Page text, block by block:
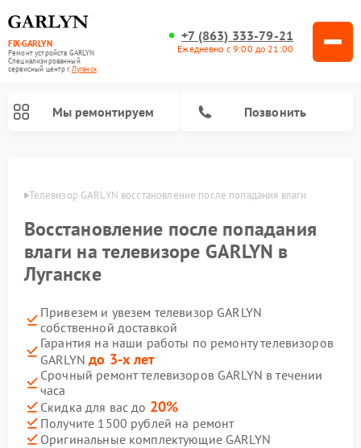
FIX-GARLYN
Ремонт устройств GARLYN
Специализированный
cервисный центр г.Луганск
+7 (863) 333-79-21
Ежедневно с 9:00 до 21:00
Мы ремонтируем Позвонить
Телевизор GARLYN восстановление после попадания влаги
Восстановление после попадания
влаги на телевизоре GARLYN в
Луганске
Привезем и увезем телевизор GARLYN
собственной доставкой
Гарантия на наши работы по ремонту телевизоров
GARLYNдо 3-х лет
Срочный ремонт телевизоров GARLYN в течении
часа
Скидка для вас до 20%
Получите 1500 рублей на ремонт
Оригинальные комплектующие GARLYN